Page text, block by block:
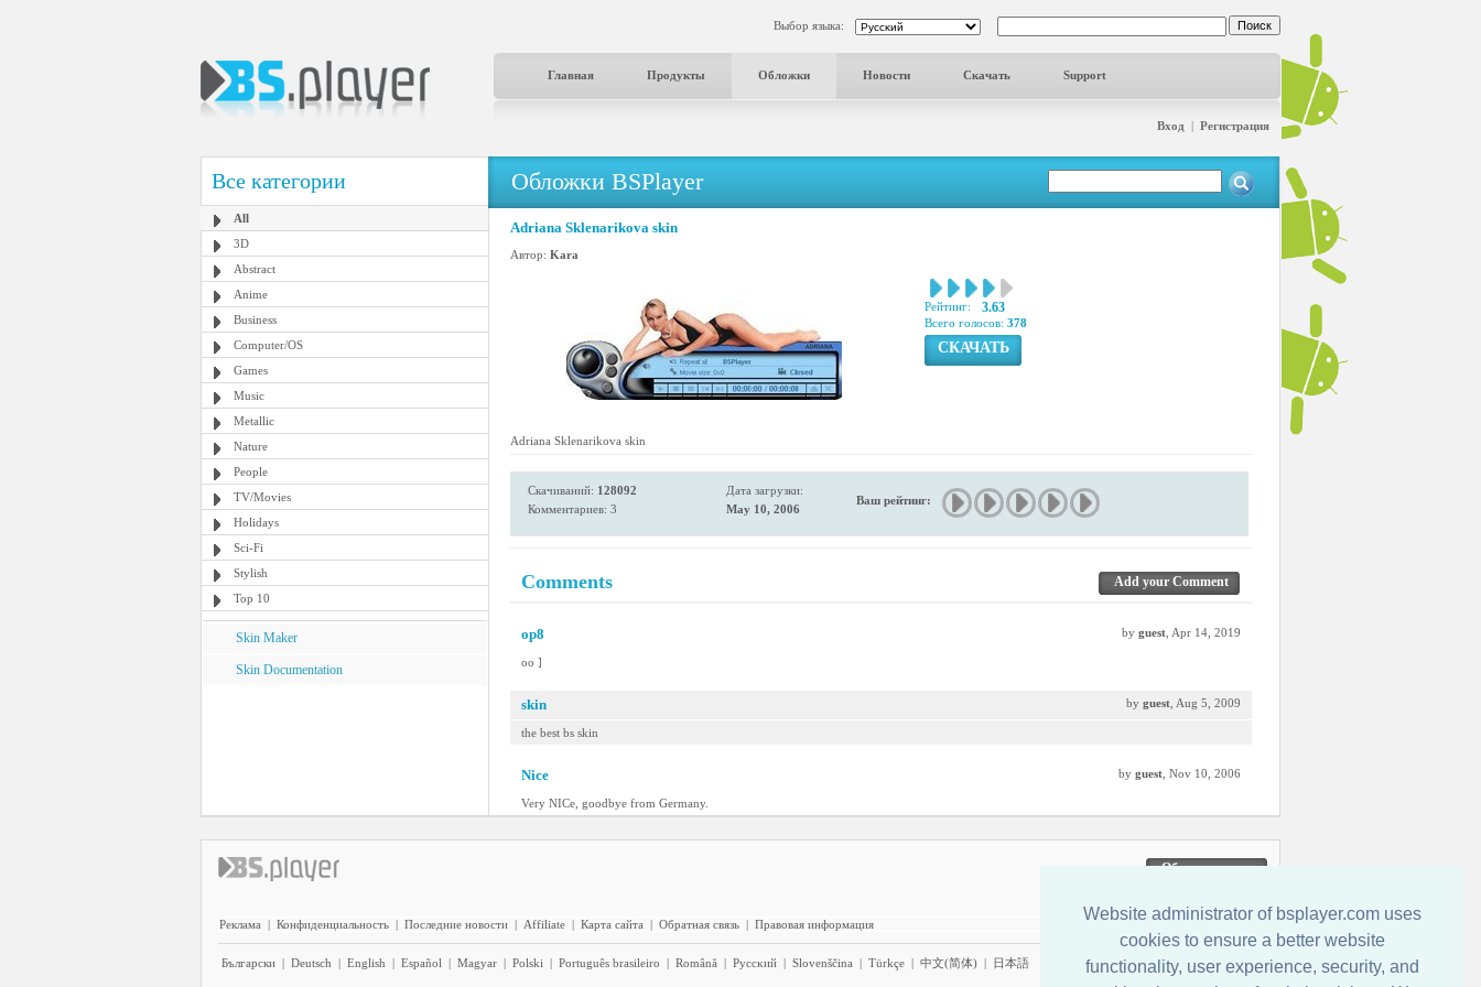
Website administrator of bsplayer.com uses
cookies to ensure a better website
functionality, user experience, security, and
Выбор языка:
Главная Продукты Обложки Новости Скачать Support
Вход | Регистрация
Все категории
All
3D
Abstract
Anime
Business
Computer/OS
Games
Music
Metallic
Nature
People
TV/Movies
Holidays
Sci-Fi
Stylish
Top 10
Skin Maker
Skin Documentation
Обложки BSPlayer
Adriana Sklenarikova skin
Автор: Kara
Рейтинг: 3.63
Всего голосов: 378
СКАЧАТЬ
Adriana Sklenarikova skin
Скачиваний: 128092
Комментариев: 3
Дата загрузки:
May 10, 2006
Ваш рейтинг:
Comments Add your Comment
op8 by guest , Apr 14, 2019
oo ]
skin by guest , Aug 5, 2009
the best bs skin
Nice by guest , Nov 10, 2006
Very NICe, goodbye from Germany.
Обратная связь
Реклама | Конфиденциальность | Последние новости | Affiliate | Карта сайта | Обратная связь | Правовая информация
Български | Deutsch | English | Español | Magyar | Polski | Português brasileiro | Română | Pyccĸий | Slovenščina | Türkçe | 中文(简体) | 日本語